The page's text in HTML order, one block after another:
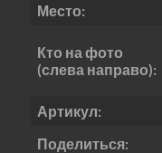
Место:
Кто на фото
(слева направо):
Артикул:
Поделиться: